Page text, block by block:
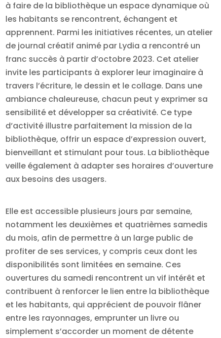
à faire de la bibliothèque un espace dynamique où
les habitants se rencontrent, échangent et
apprennent. Parmi les initiatives récentes, un atelier
de journal créatif animé par Lydia a rencontré un
franc succès à partir d’octobre 2023. Cet atelier
invite les participants à explorer leur imaginaire à
travers l’écriture, le dessin et le collage. Dans une
ambiance chaleureuse, chacun peut y exprimer sa
sensibilité et développer sa créativité. Ce type
d’activité illustre parfaitement la mission de la
bibliothèque, offrir un espace d’expression ouvert,
bienveillant et stimulant pour tous. La bibliothèque
veille également à adapter ses horaires d’ouverture
aux besoins des usagers.
Elle est accessible plusieurs jours par semaine,
notamment les deuxièmes et quatrièmes samedis
du mois, afin de permettre à un large public de
profiter de ses services, y compris ceux dont les
disponibilités sont limitées en semaine. Ces
ouvertures du samedi rencontrent un vif intérêt et
contribuent à renforcer le lien entre la bibliothèque
et les habitants, qui apprécient de pouvoir flâner
entre les rayonnages, emprunter un livre ou
simplement s’accorder un moment de détente